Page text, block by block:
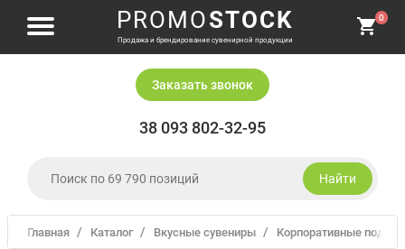
PROMOSTOCK
Продажа и брендирование сувенирной продукции
0
Заказать звонок
38 093 802-32-95
Найти
Одежда и головные уборы
Главная Каталог Вкусные сувениры Корпоративные